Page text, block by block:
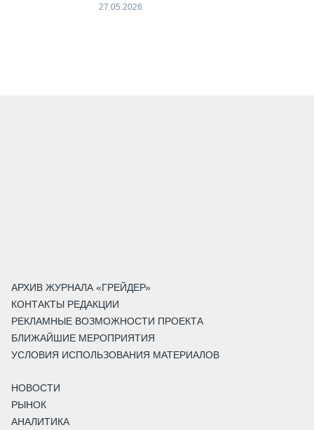
27.05.2026
АРХИВ ЖУРНАЛА «ГРЕЙДЕР»
КОНТАКТЫ РЕДАКЦИИ
РЕКЛАМНЫЕ ВОЗМОЖНОСТИ ПРОЕКТА
БЛИЖАЙШИЕ МЕРОПРИЯТИЯ
УСЛОВИЯ ИСПОЛЬЗОВАНИЯ МАТЕРИАЛОВ
НОВОСТИ
РЫНОК
АНАЛИТИКА